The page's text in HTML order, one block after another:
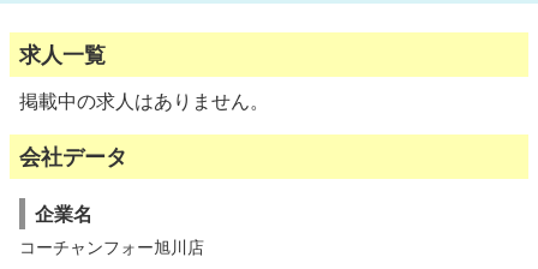
求人一覧
掲載中の求人はありません。
会社データ
企業名
コーチャンフォー旭川店